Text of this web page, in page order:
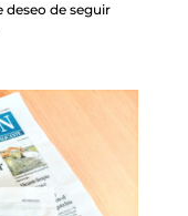
deseo de seguir